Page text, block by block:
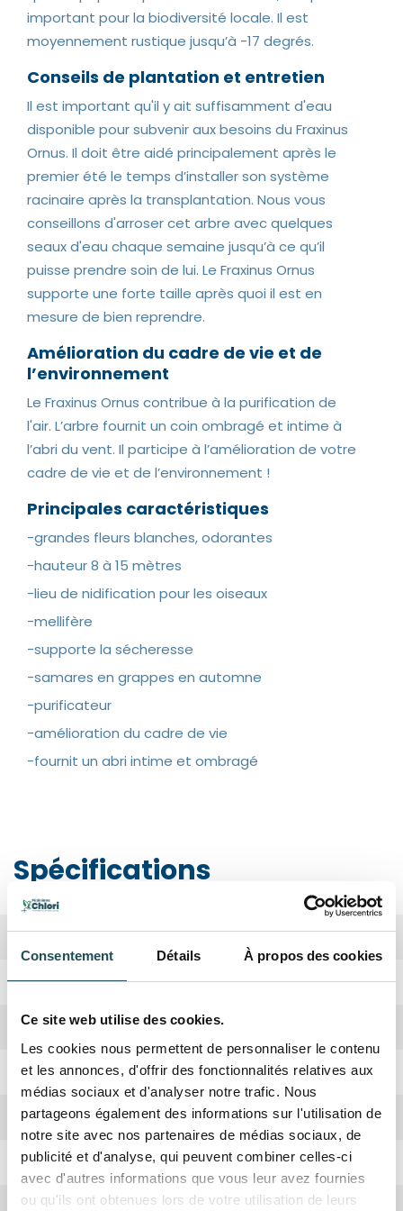
Consentement Détails À propos des cookies
Ce site web utilise des cookies.
Les cookies nous permettent de personnaliser le contenu
et les annonces, d'offrir des fonctionnalités relatives aux
médias sociaux et d'analyser notre trafic. Nous
partageons également des informations sur l'utilisation de
notre site avec nos partenaires de médias sociaux, de
publicité et d'analyse, qui peuvent combiner celles-ci
avec d'autres informations que vous leur avez fournies
ou qu'ils ont obtenues lors de votre utilisation de leurs
important pour la biodiversité locale. Il est
moyennement rustique jusqu’à -17 degrés.
Conseils de plantation et entretien
Il est important qu'il y ait suffisamment d'eau
disponible pour subvenir aux besoins du Fraxinus
Ornus. Il doit être aidé principalement après le
premier été le temps d’installer son système
racinaire après la transplantation. Nous vous
conseillons d'arroser cet arbre avec quelques
seaux d'eau chaque semaine jusqu’à ce qu’il
puisse prendre soin de lui. Le Fraxinus Ornus
supporte une forte taille après quoi il est en
mesure de bien reprendre.
Amélioration du cadre de vie et de
l’environnement
Le Fraxinus Ornus contribue à la purification de
l'air. L’arbre fournit un coin ombragé et intime à
l’abri du vent. Il participe à l’amélioration de votre
cadre de vie et de l’environnement !
Principales caractéristiques
-grandes fleurs blanches, odorantes
-hauteur 8 à 15 mètres
-lieu de nidification pour les oiseaux
-mellifère
-supporte la sécheresse
-samares en grappes en automne
-purificateur
-amélioration du cadre de vie
-fournit un abri intime et ombragé
Spécifications
Biodiversité Haute
Période de plantation Octobre, Avril
Forme de la couronne
Rusticité Oui
Croissance Moyenne
Absorbation CO2 Haute